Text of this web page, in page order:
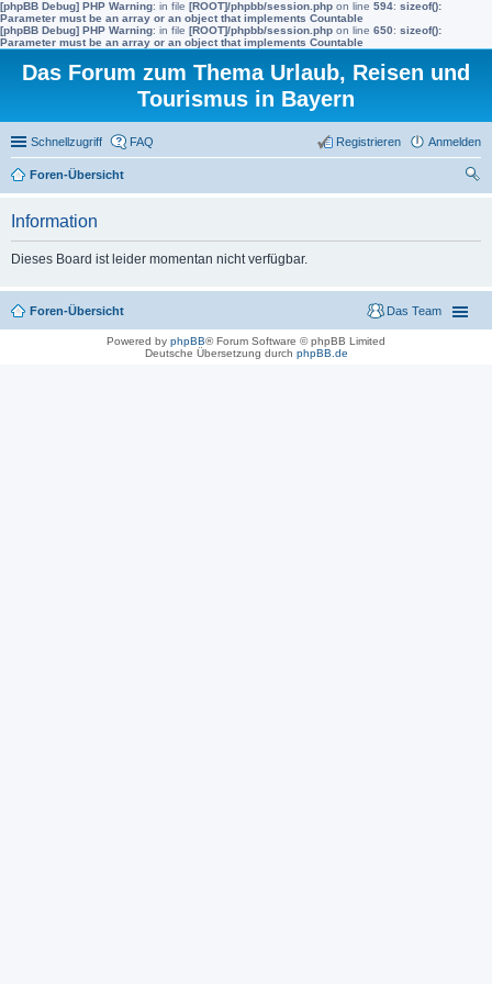
[phpBB Debug] PHP Warning: in file [ROOT]/phpbb/session.php on line 594: sizeof():
Parameter must be an array or an object that implements Countable
[phpBB Debug] PHP Warning: in file [ROOT]/phpbb/session.php on line 650: sizeof():
Parameter must be an array or an object that implements Countable
Das Forum zum Thema Urlaub, Reisen und
Tourismus in Bayern
Schnellzugriff FAQ Anmelden
Registrieren
Foren-Übersicht
Information
Dieses Board ist leider momentan nicht verfügbar.
Foren-Übersicht Das Team
Powered by phpBB® Forum Software © phpBB Limited
Deutsche Übersetzung durch phpBB.de